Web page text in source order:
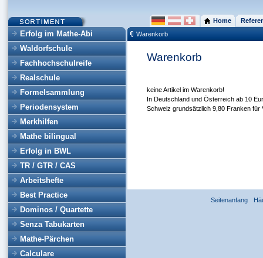
Erfolg im Mathe-Abi
Waldorfschule
Fachhochschulreife
Realschule
Formelsammlung
Periodensystem
Merkhilfen
Mathe bilingual
Erfolg in BWL
TR / GTR / CAS
Arbeitshefte
Best Practice
Dominos / Quartette
Senza Tabukarten
Mathe-Pärchen
Calculare
Home
Warenkorb
Warenkorb
keine Artikel im Warenkorb!
In Deutschland und Österreich ab 10
Schweiz grundsätzlich 9,80 Franken für
Seitenanfang